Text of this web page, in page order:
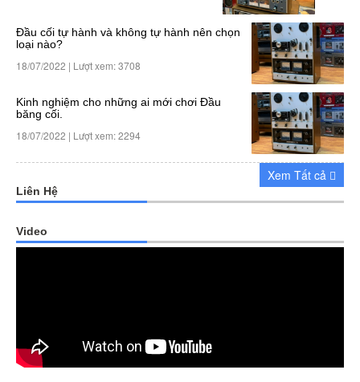
Đầu cối tự hành và không tự hành nên chọn
loại nào?
18/07/2022 | Lượt xem: 3708
Kinh nghiệm cho những ai mới chơi Đầu
băng cối.
18/07/2022 | Lượt xem: 2294
Xem Tất cả
Liên Hệ
Video